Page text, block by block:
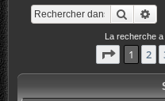
La recherche
Page 1
1 2